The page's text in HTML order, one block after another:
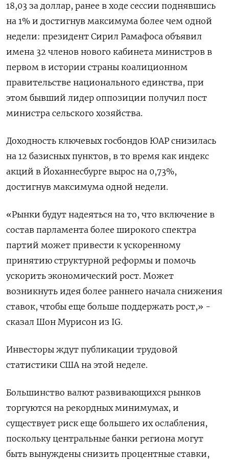
18,03 за доллар, ранее в ходе сессии поднявшись
на 1% и достигнув максимума более чем одной
недели: президент Сирил Рамафоса объявил
имена 32 членов нового кабинета министров в
первом в истории страны коалиционном
правительстве национального единства, при
этом бывший лидер оппозиции получил пост
министра сельского хозяйства.
Доходность ключевых госбондов ЮАР снизилась
на 12 базисных пунктов, в то время как индекс
акций в Йоханнесбурге вырос на 0,73%,
достигнув максимума одной недели.
«Рынки будут надеяться на то, что включение в
состав парламента более широкого спектра
партий может привести к ускоренному
принятию структурной реформы и помочь
ускорить экономический рост. Может
возникнуть идея более раннего начала снижения
ставок, чтобы еще больше поддержать рост,» -
сказал Шон Мурисон из IG.
Инвесторы ждут публикации трудовой
статистики США на этой неделе.
Большинство валют развивающихся рынков
торгуются на рекордных минимумах, и
существует риск еще большего их ослабления,
поскольку центральные банки региона могут
быть вынуждены снизить процентные ставки,